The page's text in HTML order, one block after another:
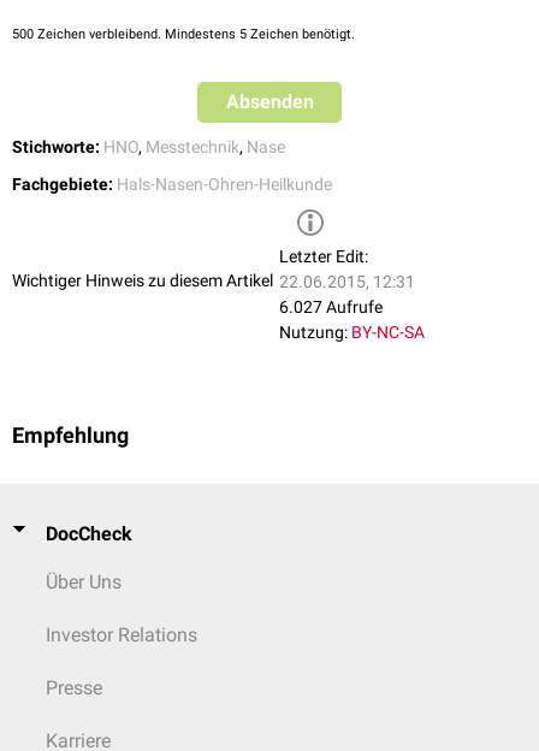
500 Zeichen verbleibend. Mindestens 5 Zeichen benötigt.
Absenden
Stichworte: HNO, Messtechnik, Nase
Fachgebiete: Hals-Nasen-Ohren-Heilkunde
Wichtiger Hinweis zu diesem Artikel
Letzter Edit:
22.06.2015, 12:31
6.027 Aufrufe
Nutzung: BY-NC-SA
Empfehlung
DocCheck
Über Uns
Investor Relations
Presse
Karriere